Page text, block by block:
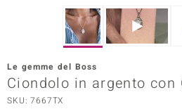
SELECTION
Paraíso
Le gemme del Boss
Ciondolo in argento
SKU: 7667TX